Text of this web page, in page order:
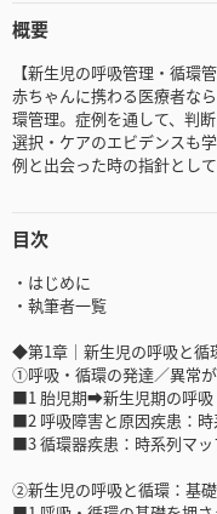
概要
【新生児の呼吸管理・循環
赤ちゃんに携わる医療者な
環管理。症例を通して、判
選択・ケアのエビデンスも
例と出会った時の指針として
目次
・はじめに
・執筆者一覧
◆第1章｜新生児の呼吸と循
①呼吸・循環の発達／異常
■1 胎児期➡新生児期の呼吸
■2 呼吸障害と原因疾患：
■3 循環器疾患：時系列マッ
②新生児の呼吸と循環：基